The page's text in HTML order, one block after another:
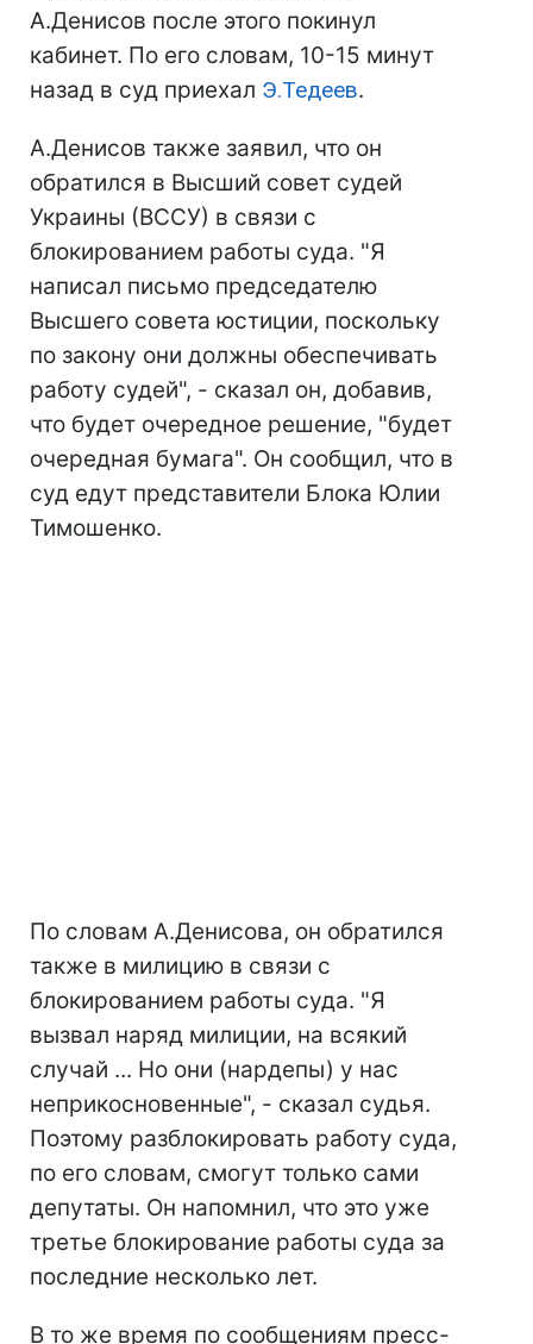
А.Денисов после этого покинул
кабинет. По его словам, 10-15 минут
назад в суд приехал Э.Тедеев.
А.Денисов также заявил, что он
обратился в Высший совет судей
Украины (ВССУ) в связи с
блокированием работы суда. "Я
написал письмо председателю
Высшего совета юстиции, поскольку
по закону они должны обеспечивать
работу судей", - сказал он, добавив,
что будет очередное решение, "будет
очередная бумага". Он сообщил, что в
суд едут представители Блока Юлии
Тимошенко.
По словам А.Денисова, он обратился
также в милицию в связи с
блокированием работы суда. "Я
вызвал наряд милиции, на всякий
случай ... Но они (нардепы) у нас
неприкосновенные", - сказал судья.
Поэтому разблокировать работу суда,
по его словам, смогут только сами
депутаты. Он напомнил, что это уже
третье блокирование работы суда за
последние несколько лет.
В то же время по сообщениям пресс-